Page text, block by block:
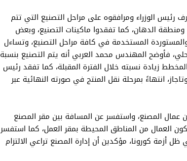
رئيس الوزراء ومرافقوه على مراحل التصنيع التي تتم
الدهان، كما تفقدوا ماكينات التصنيع، وبعض
المستخدمة في كافة مراحل التصنيع، وتساءل
فأوضح المهندس محمد العربي أنه يتم التصنيع بنسبة
تصل إلى 70% ومن المخطط زيادة نسبته خلال الفترة المقبلة، كما تفقد رئيس
انتهاءً بمرحلة نقل المنتج في صورته النهائية عبر
عمال المصنع، واستفسر عن المسافة بين مقر المصنع
العمال من المناطق المحيطة بمقر العمل، كما استفسر
أزمة كورونا، مؤكدين أن إدارة المصنع تراعي الالتزام